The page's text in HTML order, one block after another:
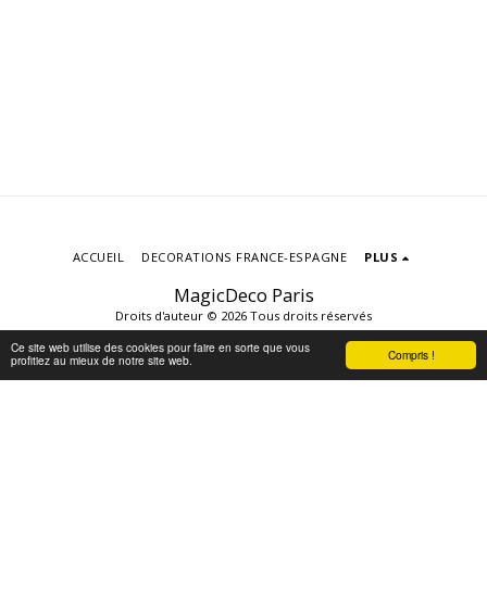
Compris !
Ce site web utilise des cookies pour faire en sorte que vous
profitiez au mieux de notre site web.
MagicDeco Paris
Droits d'auteur © 2026 Tous droits réservés
Politique de
Confidentialité| Accessibilité
ACCUEIL DECORATIONS FRANCE-ESPAGNE PLUS